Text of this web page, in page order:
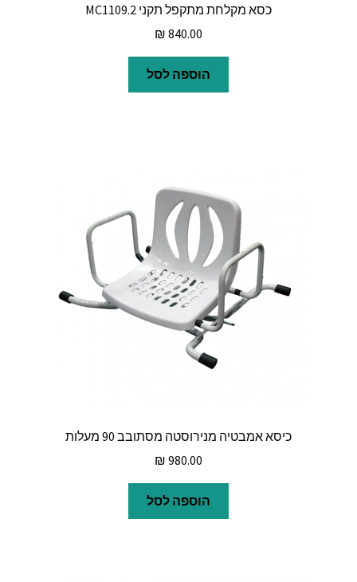
כסא מקלחת מתקפל תקני MC1109.2
₪ 840.00
הוספה לסל
כיסא אמבטיה מנירוסטה מסתובב 90 מעלות
₪ 980.00
הוספה לסל